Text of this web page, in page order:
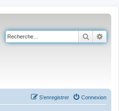
Connexion
S’enregistrer